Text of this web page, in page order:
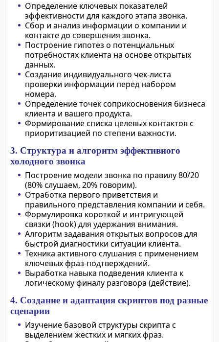
Определение ключевых показателей
эффективности для каждого этапа звонка.
Сбор и анализ информации о компании и
контакте до совершения звонка.
Построение гипотез о потенциальных
потребностях клиента на основе открытых
данных.
Создание индивидуального чек-листа
проверки информации перед набором
номера.
Определение точек соприкосновения бизнеса
клиента и вашего продукта.
Формирование списка целевых контактов с
приоритизацией по степени важности.
3. Структура и алгоритм эффективного
холодного звонка
Построение модели звонка по правилу 80/20
(80% слушаем, 20% говорим).
Отработка первого приветствия и
правильного представления компании и себя.
Формулировка короткой и интригующей
связки (hook) для удержания внимания.
Алгоритм задавания открытых вопросов для
быстрой диагностики ситуации клиента.
Техника активного слушания с применением
ключевых фраз-подтверждений.
Выработка навыка подведения клиента к
логическому финалу разговора (действие).
4. Создание и адаптация скриптов под разные
сценарии
Изучение базовой структуры скрипта с
выделением жестких и мягких фраз.